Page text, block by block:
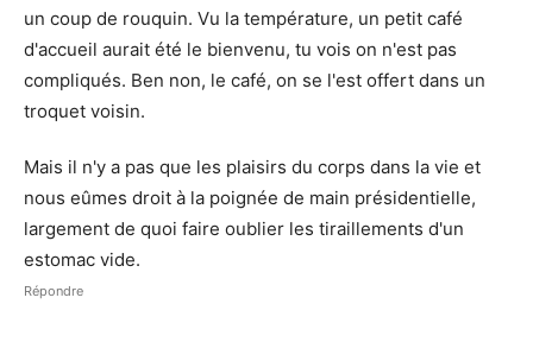
un coup de rouquin. Vu la température, un petit café
d'accueil aurait été le bienvenu, tu vois on n'est pas
compliqués. Ben non, le café, on se l'est offert dans un
troquet voisin.
Mais il n'y a pas que les plaisirs du corps dans la vie et
nous eûmes droit à la poignée de main présidentielle,
largement de quoi faire oublier les tiraillements d'un
estomac vide.
Répondre